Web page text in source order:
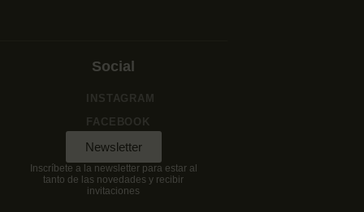
Social
INSTAGRAM
FACEBOOK
Newsletter
Inscríbete a la newsletter para estar al
tanto de las novedades y recibir
invitaciones